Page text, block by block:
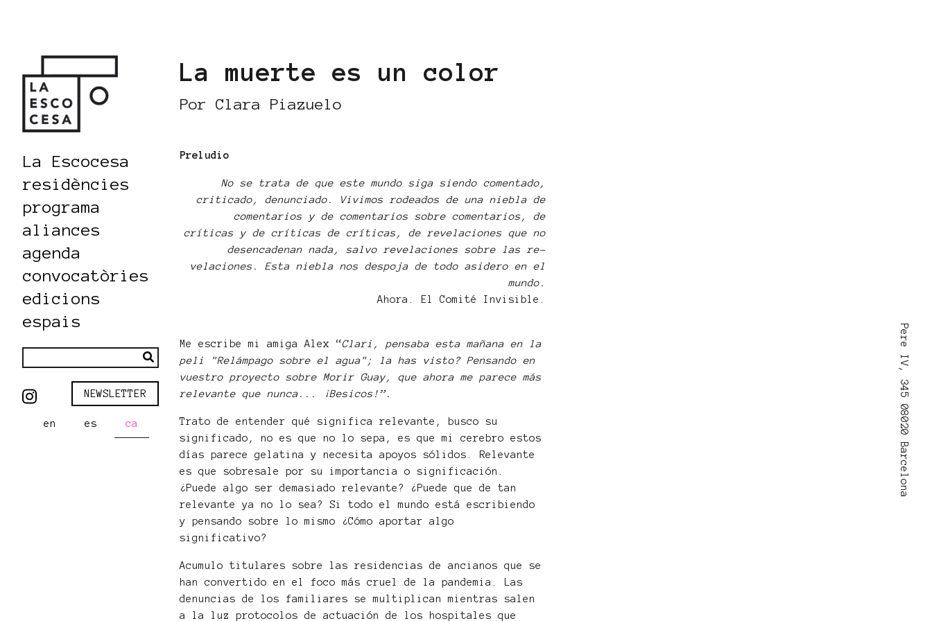
Pere IV, 345 08020 Barcelona
La Escocesa
residències
programa
aliances
agenda
convocatòries
edicions
espais
NEWSLETTER
en es ca
La muerte es un color
Por Clara Piazuelo
Preludio
No se trata de que este mundo siga siendo comentado,
criticado, denunciado. Vivimos rodeados de una niebla de
comentarios y de comentarios sobre comentarios, de
críticas y de críticas de críticas, de revelaciones que no
desencadenan nada, salvo revelaciones sobre las re-
velaciones. Esta niebla nos despoja de todo asidero en el
mundo.
Ahora. El Comité Invisible.
Me escribe mi amiga Alex “Clari, pensaba esta mañana en la
peli "Relámpago sobre el agua"; la has visto? Pensando en
vuestro proyecto sobre Morir Guay, que ahora me parece más
relevante que nunca... ¡Besicos!”.
Trato de entender qué significa relevante, busco su
significado, no es que no lo sepa, es que mi cerebro estos
días parece gelatina y necesita apoyos sólidos. Relevante
es que sobresale por su importancia o significación.
¿Puede algo ser demasiado relevante? ¿Puede que de tan
relevante ya no lo sea? Si todo el mundo está escribiendo
y pensando sobre lo mismo ¿Cómo aportar algo
significativo?
Acumulo titulares sobre las residencias de ancianos que se
han convertido en el foco más cruel de la pandemia. Las
denuncias de los familiares se multiplican mientras salen
a la luz protocolos de actuación de los hospitales que